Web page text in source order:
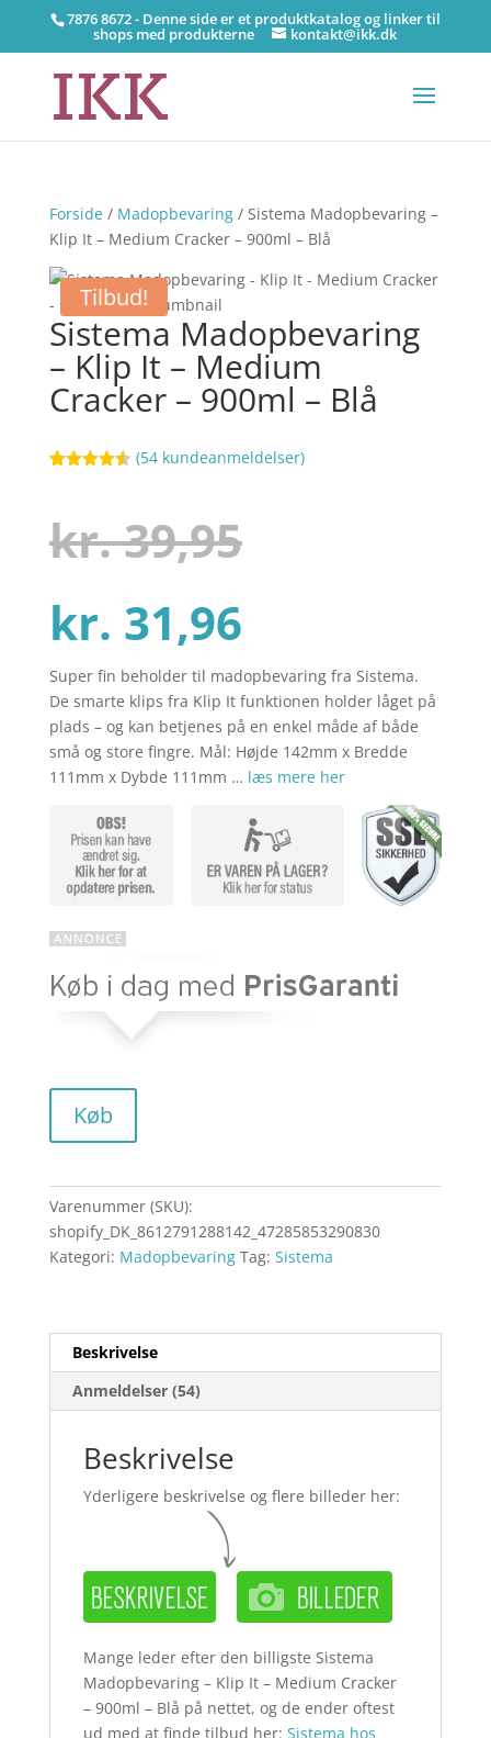
7876 8672 - Denne side er et produktkatalog og linker til
shops med produkterne kontakt@ikk.dk
Forside/ Madopbevaring/ Sistema Madopbevaring –
Klip It – Medium Cracker – 900ml – Blå
Tilbud!
Sistema Madopbevaring
– Klip It – Medium
Cracker – 900ml – Blå
baseret
på
kundebedø
(54 kundeanmeldelser)
kr.39,95
pris
var:
kr. 39,95.
kr. 31,96Den
aktuelle
pris
er:
Super fin beholder til madopbevaring fra Sistema.
De smarte klips fra Klip It funktionen holder låget på
plads – og kan betjenes på en enkel måde af både
små og store fingre. Mål: Højde 142mm x Bredde
111mm x Dybde 111mm … læs mere her
Køb
Varenummer (SKU):
shopify_DK_8612791288142_47285853290830
Kategori: Madopbevaring Tag: Sistema
Beskrivelse
Anmeldelser (54)
Beskrivelse
Yderligere beskrivelse og flere billeder her:
Mange leder efter den billigste Sistema
Madopbevaring – Klip It – Medium Cracker
– 900ml – Blå på nettet, og de ender oftest
ud med at finde tilbud her: Sistema hos